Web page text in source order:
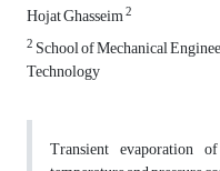
Hojat Ghasseim2
2 School of Mechanical
Technology
Transient evaporation